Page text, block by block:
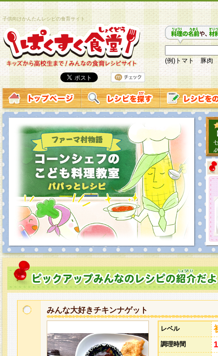
子供向けかんたんレシピの食育サイト
(例)トマト 豚肉
みんな大好きチキンナゲット
レベル
調理時間